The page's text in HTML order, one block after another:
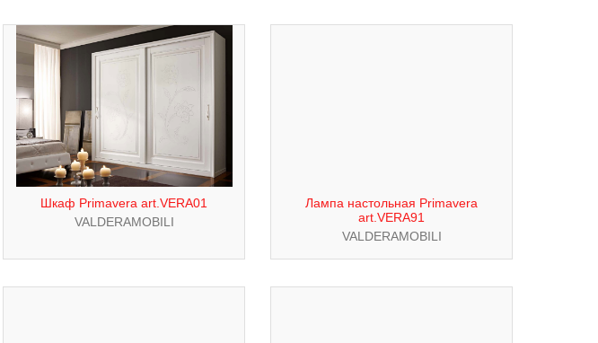
Шкаф Primavera art.VERA01
VALDERAMOBILI
Лампа настольная Primavera
art.VERA91
VALDERAMOBILI